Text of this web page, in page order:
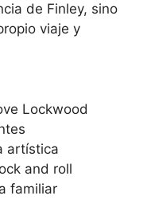
de Finley, sino
viaje y
Lockwood
artística
and roll
familiar